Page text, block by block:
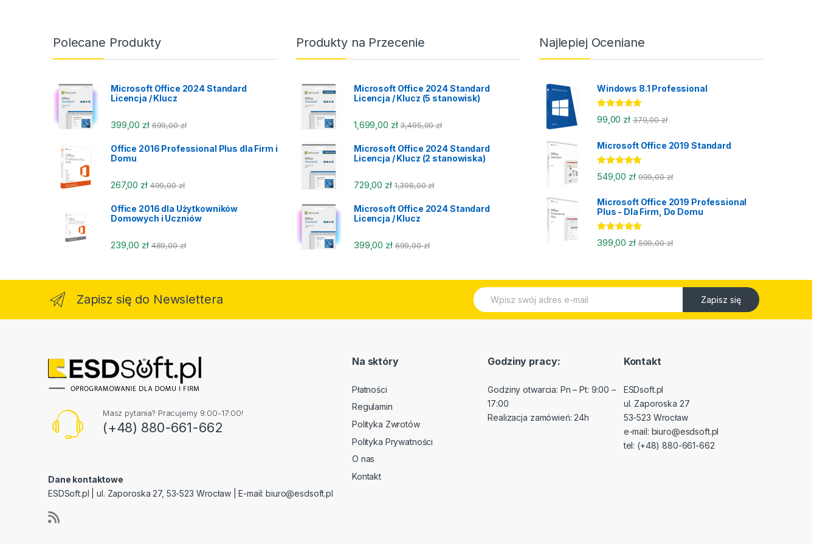
Polecane Produkty
Microsoft Office 2024 Standard
Licencja / Klucz
399,00 zł 699,00zł
Office 2016 Professional Plus dla Firm i
Domu
267,00 zł 499,00zł
Office 2016 dla Użytkowników
Domowych i Uczniów
239,00 zł 489,00zł
Produkty na Przecenie
Microsoft Office 2024 Standard
Licencja / Klucz (5 stanowisk)
1,699,00 zł 3,495,00zł
Microsoft Office 2024 Standard
Licencja / Klucz (2 stanowiska)
729,00 zł 1,398,00zł
Microsoft Office 2024 Standard
Licencja / Klucz
399,00 zł 699,00zł
Najlepiej Oceniane
Windows 8.1 Professional
Oceniono
5.00na 5
99,00 zł 379,00zł
Microsoft Office 2019 Standard
Oceniono
5.00na 5
549,00 zł 999,00zł
Microsoft Office 2019 Professional
Plus - Dla Firm, Do Domu
Oceniono
5.00na 5
399,00 zł 599,00zł
Zapisz się do Newslettera
E
m
Zapisz się
Masz pytania? Pracujemy 9:00-17:00!
(+48) 880-661-662
Dane kontaktowe
ESDSoft.pl | ul. Zaporoska 27, 53-523 Wrocław | E-mail:biuro@esdsoft.pl
Na sktóry
Płatności
Regulamin
Polityka Zwrotów
Polityka Prywatności
O nas
Kontakt
Godziny pracy:
Godziny otwarcia: Pn – Pt: 9:00 –
17:00
Realizacja zamówień: 24h
Kontakt
ESDsoft.pl
ul. Zaporoska 27
53-523 Wrocław
e-mail: biuro@esdsoft.pl
tel: (+48) 880-661-662